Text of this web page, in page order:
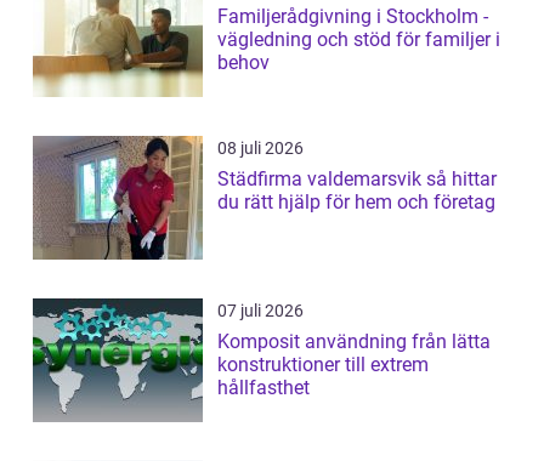
Familjerådgivning i Stockholm -
vägledning och stöd för familjer i
behov
08 juli 2026
Städfirma valdemarsvik så hittar
du rätt hjälp för hem och företag
07 juli 2026
Komposit användning från lätta
konstruktioner till extrem
hållfasthet